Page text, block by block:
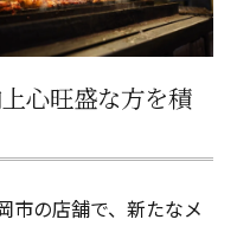
心旺盛な方を積
市の店舗で、新たなメ